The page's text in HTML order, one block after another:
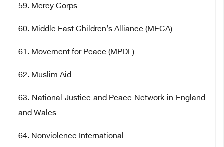
59. Mercy Corps
60. Middle East Children’s Alliance (MECA)
61 . Movement for Peace (MPDL)
62. Muslim Aid
63. National Justice and Peace Network in England
and Wales
64. Nonviolence International